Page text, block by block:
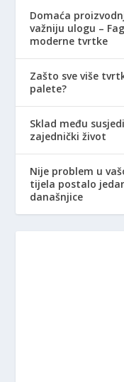
Domaća
važniju ulogu –
moderne tvrtke
Zašto sve više
palete?
Sklad među
zajednički život
Nije problem u
tijela postalo
današnjice